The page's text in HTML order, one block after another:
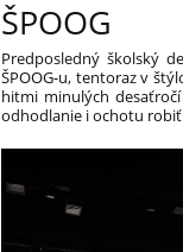
ŠPOOG
Predposledný školský
ŠPOOG-u, tentoraz v
hitmi minulých
odhodlanie i ochotu robiť